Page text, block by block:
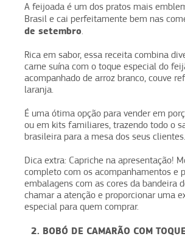
A feijoada é um dos pratos mais
Brasil e cai perfeitamente bem nas
de setembro.
Rica em sabor, essa receita combina
carne suína com o toque especial do
acompanhado de arroz branco, couve
laranja.
É uma ótima opção para vender em
ou em kits familiares, trazendo todo o
brasileira para a mesa dos seus clientes.
Dica extra: Capriche na apresentação!
completo com os acompanhamentos e
embalagens com as cores da bandeira
chamar a atenção e proporcionar uma
especial para quem comprar.
2. BOBÓ DE CAMARÃO COM